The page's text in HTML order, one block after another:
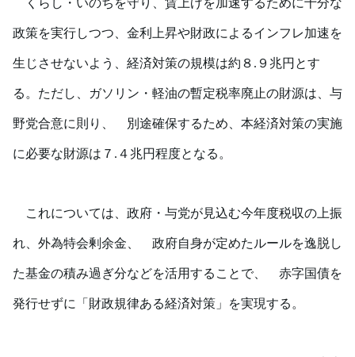
くらし・いのちを守り、賃上げを加速するために十分な
政策を実行しつつ、金利上昇や財政によるインフレ加速を
生じさせないよう、経済対策の規模は約８ . ９兆円とす
る。ただし、ガソリン・軽油の暫定税率廃止の財源は、与
野党合意に則り、 別途確保するため、本経済対策の実施
に必要な財源は７ . ４兆円程度となる。
これについては、政府・与党が見込む今年度税収の上振
れ、外為特会剰余金、 政府自身が定めたルールを逸脱し
た基金の積み過ぎ分などを活用することで、 赤字国債を
発行せずに「財政規律ある経済対策」を実現する。